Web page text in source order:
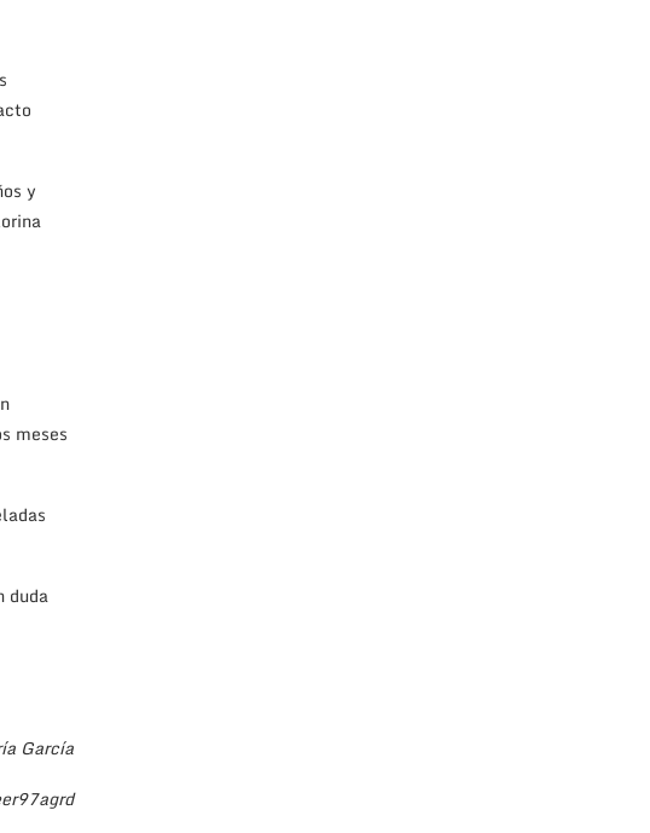
y
meses
duda
García